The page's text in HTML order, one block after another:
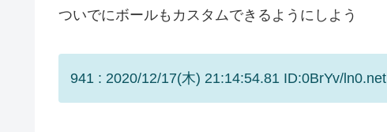
ついでにボールもカスタムできるようにしよう
941 : 2020/12/17(木) 21:14:54.81 ID:0BrYv/ln0.net